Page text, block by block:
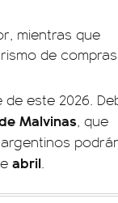
mientras que
de
este 2026.
Malvinas, que
abril.